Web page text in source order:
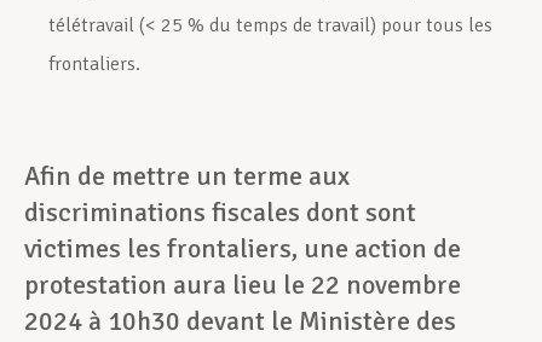
télétravail (< 25 % du temps de travail) pour tous les
frontaliers.
Afin de mettre un terme aux
discriminations fiscales dont sont
victimes les frontaliers, une action de
protestation aura lieu le 22 novembre
2024 à 10h30 devant le Ministère des